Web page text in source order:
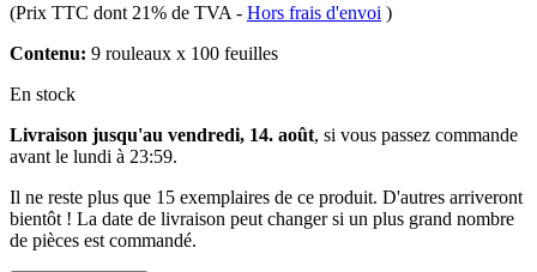
(Prix TTC dont 21% de TVA - Hors frais d'envoi )
Contenu: 9 rouleaux x 100 feuilles
En stock
Livraison jusqu'au vendredi, 14. août, si vous passez commande
avant le lundi à 23:59.
Il ne reste plus que 15 exemplaires de ce produit. D'autres arriveront
bientôt ! La date de livraison peut changer si un plus grand nombre
de pièces est commandé.